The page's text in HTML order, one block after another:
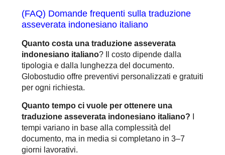
(FAQ) Domande frequenti sulla traduzione
asseverata indonesiano italiano
Quanto costa una traduzione asseverata
indonesiano italiano? Il costo dipende dalla
tipologia e dalla lunghezza del documento.
Globostudio offre preventivi personalizzati e gratuiti
per ogni richiesta.
Quanto tempo ci vuole per ottenere una
traduzione asseverata indonesiano italiano?
tempi variano in base alla complessità del
documento, ma in media si completano in 3–7
giorni lavorativi.